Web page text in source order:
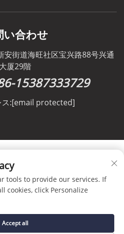
い合わせ
街道海旺社区宝兴路88号兴通
大厦29階
15387333729
:[email protected]
Logistics Co., Limited All
tools to provide our services. If
cookies, click Personalize
Accept all